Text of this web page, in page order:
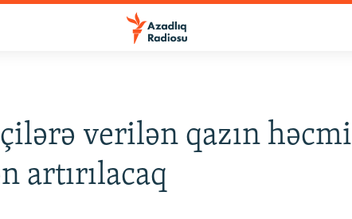
verilən qazın həcmi
artırılacaq